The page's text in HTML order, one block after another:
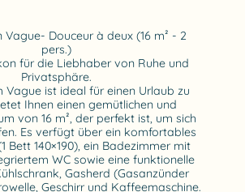
Douceur à deux (16 m² - 2
pers.)
für die Liebhaber von Ruhe und
Privatsphäre.
Vague ist ideal für einen Urlaub zu
Ihnen einen gemütlichen und
von 16 m², der perfekt ist, um sich
Es verfügt über ein komfortables
Bett 140×190), ein Badezimmer mit
WC sowie eine funktionelle
Gasherd (Gasanzünder
Geschirr und Kaffeemaschine.